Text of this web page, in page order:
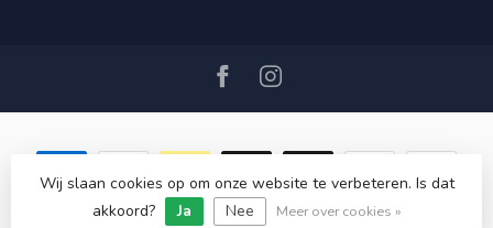
© Copyright 2026 SAIL360 watersport and boat equipment
Wij slaan cookies op om onze website te verbeteren. Is dat
akkoord?
Ja Nee Meer over cookies »